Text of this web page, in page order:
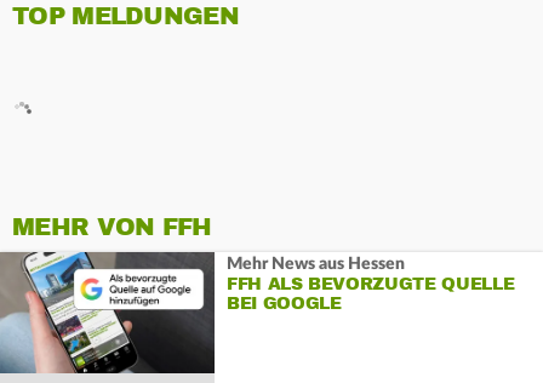
TOP MELDUNGEN
MEHR VON FFH
Mehr News aus Hessen
FFH ALS BEVORZUGTE QUELLE
BEI GOOGLE